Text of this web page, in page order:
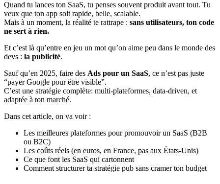
Quand tu lances ton SaaS, tu penses souvent produit avant tout. Tu
veux que ton app soit rapide, belle, scalable.
Mais à un moment, la réalité te rattrape : sans utilisateurs, ton code
ne sert à rien.
Et c’est là qu’entre en jeu un mot qu’on aime peu dans le monde des
devs : la publicité.
Sauf qu’en 2025, faire des Ads pour un SaaS, ce n’est pas juste
“payer Google pour être visible”.
C’est une stratégie complète: multi-plateformes, data-driven, et
adaptée à ton marché.
Dans cet article, on va voir :
Les meilleures plateformes pour promouvoir un SaaS (B2B
ou B2C)
Les coûts réels (en euros, en France, pas aux États-Unis)
Ce que font les SaaS qui cartonnent
Comment structurer ta stratégie pub sans cramer ton budget